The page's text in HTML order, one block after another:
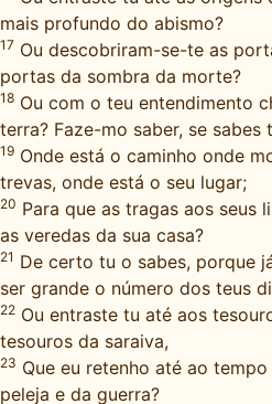
mais profundo do abismo?
17 Ou descobriram-se-te as
portas da sombra da morte?
18 Ou com o teu entendimento
terra? Faze-mo saber, se sabes
19 Onde está o caminho onde
trevas, onde está o seu lugar;
20 Para que as tragas aos seus
as veredas da sua casa?
21 De certo tu o sabes, porque
ser grande o número dos teus
22 Ou entraste tu até aos
tesouros da saraiva,
23 Que eu retenho até ao
peleja e da guerra?